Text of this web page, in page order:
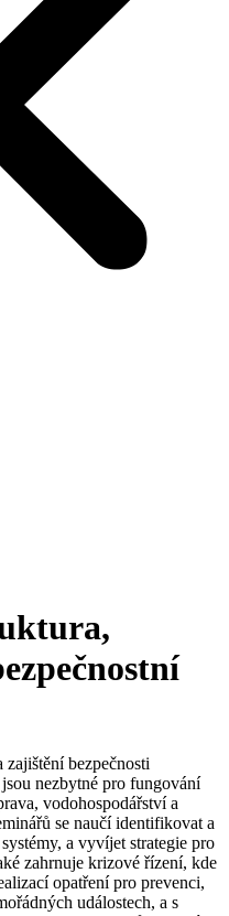
zajištění bezpečnosti
nezbytné pro fungování
vodohospodářství a
se naučí identifikovat a
a vyvíjet strategie pro
zahrnuje krizové řízení, kde
opatření pro prevenci,
událostech, a s